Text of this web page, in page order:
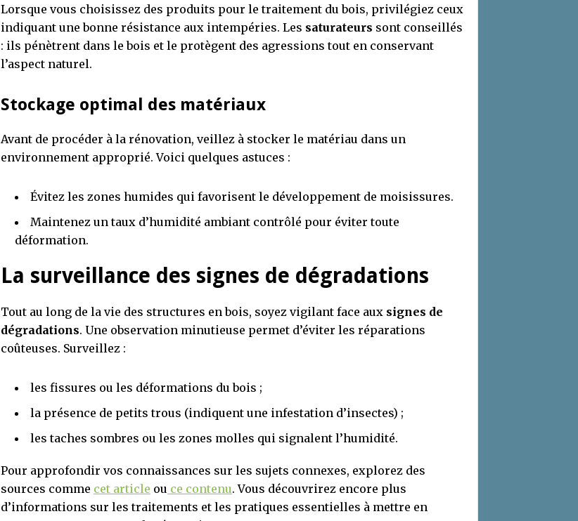
Lorsque vous choisissez des produits pour le traitement du bois, privilégiez ceux
indiquant une bonne résistance aux intempéries. Les saturateurs sont conseillés
: ils pénètrent dans le bois et le protègent des agressions tout en conservant
l’aspect naturel.
Stockage optimal des matériaux
Avant de procéder à la rénovation, veillez à stocker le matériau dans un
environnement approprié. Voici quelques astuces :
Évitez les zones humides qui favorisent le développement de moisissures.
Maintenez un taux d’humidité ambiant contrôlé pour éviter toute
déformation.
La surveillance des signes de dégradations
Tout au long de la vie des structures en bois, soyez vigilant face aux signes de
dégradations. Une observation minutieuse permet d’éviter les réparations
coûteuses. Surveillez :
les fissures ou les déformations du bois ;
la présence de petits trous (indiquent une infestation d’insectes) ;
les taches sombres ou les zones molles qui signalent l’humidité.
Pour approfondir vos connaissances sur les sujets connexes, explorez des
sources comme cet article ou ce contenu. Vous découvrirez encore plus
d’informations sur les traitements et les pratiques essentielles à mettre en